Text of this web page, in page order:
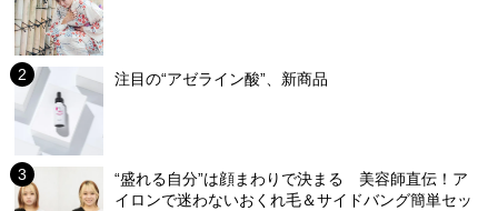
注目の“アゼライン酸”、新商品
“盛れる自分”は顔まわりで決まる 美容師直伝！ア
イロンで迷わないおくれ毛＆サイドバング簡単セッ